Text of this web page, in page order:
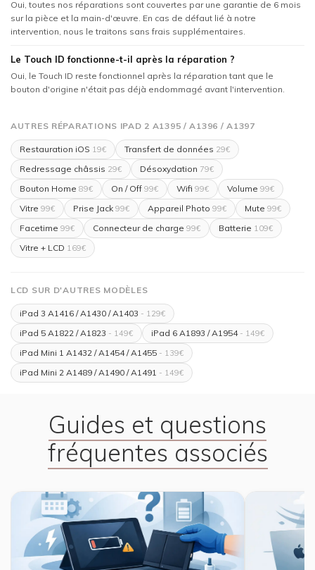
Oui, toutes nos réparations sont couvertes par une garantie de 6 mois
sur la pièce et la main-d'œuvre. En cas de défaut lié à notre
intervention, nous le traitons sans frais supplémentaires.
Le Touch ID fonctionne-t-il après la réparation ?
Oui, le Touch ID reste fonctionnel après la réparation tant que le
bouton d'origine n'était pas déjà endommagé avant l'intervention.
AUTRES RÉPARATIONS IPAD 2 A1395 / A1396 / A1397
Restauration iOS 19€ Transfert de données 29€
Redressage châssis 29€ Désoxydation 79€
Bouton Home 89€ On / Off 99€ Wifi 99€ Volume 99€
Vitre 99€ Prise Jack 99€ Appareil Photo 99€ Mute 99€
Facetime 99€ Connecteur de charge 99€ Batterie 109€
Vitre + LCD 169€
LCD SUR D'AUTRES MODÈLES
iPad 3 A1416 / A1430 / A1403 - 129€
iPad 5 A1822 / A1823 - 149€ iPad 6 A1893 / A1954- 149€
iPad Mini 1 A1432 / A1454 / A1455 - 139€
iPad Mini 2 A1489 / A1490 / A1491 - 149€
Guides et questions
fréquentes associés